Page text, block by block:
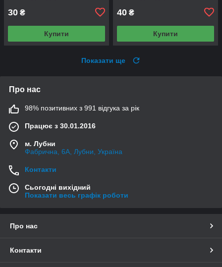
30 ₴
Купити
40 ₴
Купити
Показати ще
Про нас
98% позитивних з 991 відгука за рік
Працює з 30.01.2016
м. Лубни
Фабрична, 6А, Лубни, Україна
Контакти
Сьогодні вихідний
Показати весь графік роботи
Про нас
Контакти